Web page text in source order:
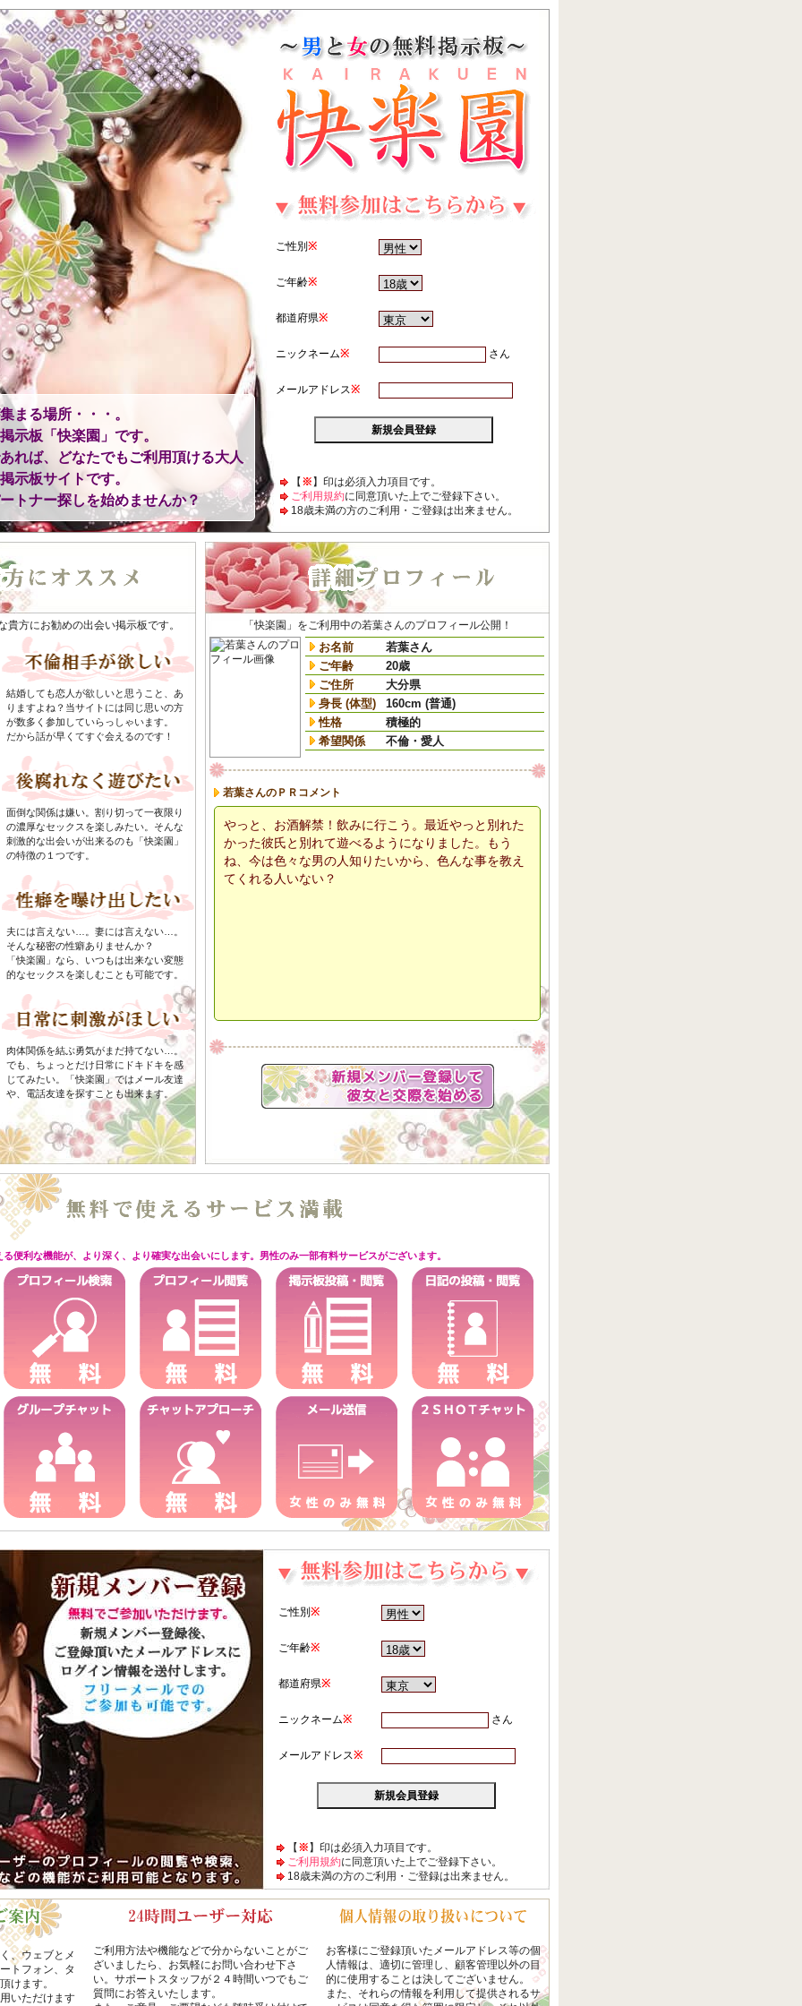
【 ※ 】印は必須入力項目です。
ご利用規約に同意頂いた上でご登録下さい。
18歳未満の方のご利用・ご登録は出来ません。
まる場所・・・。
示板「快楽園」です。
れば、どなたでもご利用頂ける大人
示板サイトです。
トナー探しを始めませんか？
方にお勧めの出会い掲示板です。
結婚しても恋人が欲しいと思うこと、あ
りますよね？当サイトには同じ思いの方
が数多く参加していらっしゃいます。
だから話が早くてすぐ会えるのです！
面倒な関係は嫌い。割り切って一夜限り
の濃厚なセックスを楽しみたい。そんな
刺激的な出会いが出来るのも「快楽園」
の特徴の１つです。
夫には言えない…。妻には言えない…。
そんな秘密の性癖ありませんか？
「快楽園」なら、いつもは出来ない変態
的なセックスを楽しむことも可能です。
肉体関係を結ぶ勇気がまだ持てない…。
でも、ちょっとだけ日常にドキドキを感
じてみたい。「快楽園」ではメール友達
や、電話友達を探すことも出来ます。
「快楽園」をご利用中の若葉さんのプロフィール公開！
お名前
若葉さん
ご年齢
20歳
ご住所
大分県
身長 (体型)
160cm (普通)
性格
積極的
希望関係
不倫・愛人
若葉さんのＰＲコメント
やっと、お酒解禁！飲みに行こう。最近やっと別れた
かった彼氏と別れて遊べるようになりました。もう
ね、今は色々な男の人知りたいから、色んな事を教え
てくれる人いない？
る便利な機能が、より深く、より確実な出会いにします。男性のみ一部有料サービスがございます。
【 ※ 】印は必須入力項目です。
ご利用規約に同意頂いた上でご登録下さい。
18歳未満の方のご利用・ご登録は出来ません。
、ウェブとメ
トフォン、タ
けます。
いただけます
ご利用方法や機能などで分からないことがご
ざいましたら、お気軽にお問い合わせ下さ
い。サポートスタッフが２４時間いつでもご
質問にお答えいたします。
お客様にご登録頂いたメールアドレス等の個
人情報は、適切に管理し、顧客管理以外の目
的に使用することは決してございません。
また、それらの情報を利用して提供されるサ